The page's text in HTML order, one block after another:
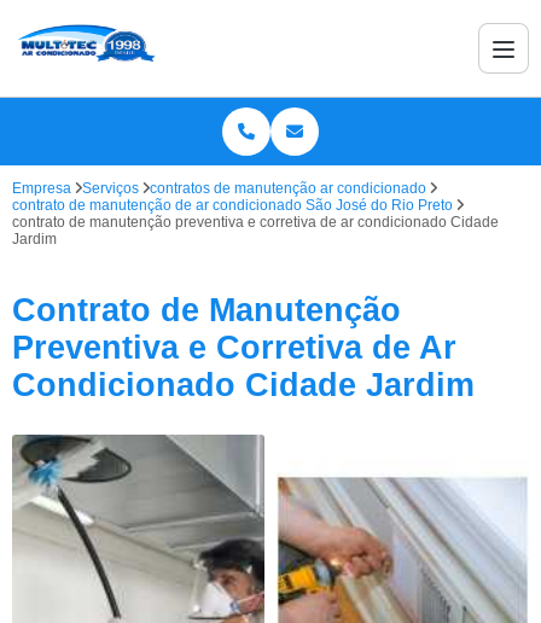
Empresa Serviços
contratos de manutenção ar condicionado
contrato de manutenção de ar condicionado São José do Rio Preto
contrato de manutenção preventiva e corretiva de ar condicionado Cidade
Jardim
Contrato de Manutenção
Preventiva e Corretiva de Ar
Condicionado Cidade Jardim